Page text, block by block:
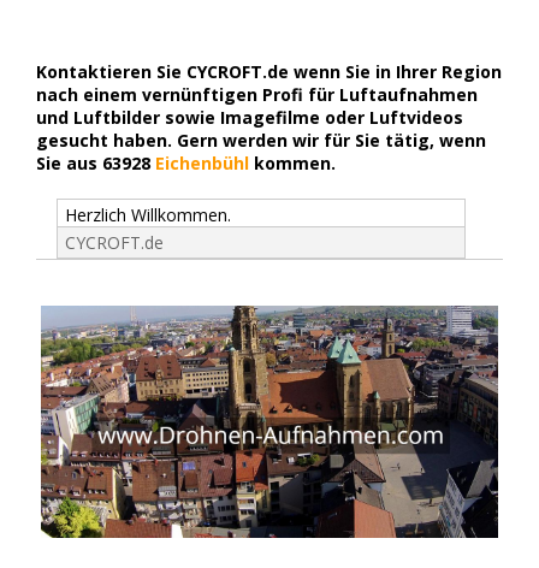
Kontaktieren Sie CYCROFT.de wenn Sie in Ihrer Region
nach einem vernünftigen Profi für Luftaufnahmen
und Luftbilder sowie Imagefilme oder Luftvideos
gesucht haben. Gern werden wir für Sie tätig, wenn
Sie aus 63928 Eichenbühl kommen.
Herzlich Willkommen.
CYCROFT.de